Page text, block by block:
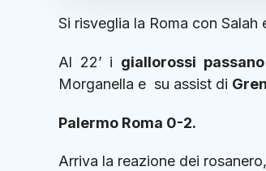
Si risveglia la Roma con Salah
Al 22’ i giallorossi
Morganella e su assist di
Palermo Roma 0-2.
Arriva la reazione dei rosanero,